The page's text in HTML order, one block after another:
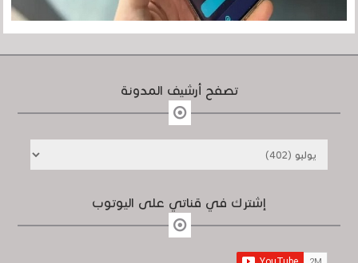
تصفح أرشيف المدونة
إشترك في قناتي على اليوتوب